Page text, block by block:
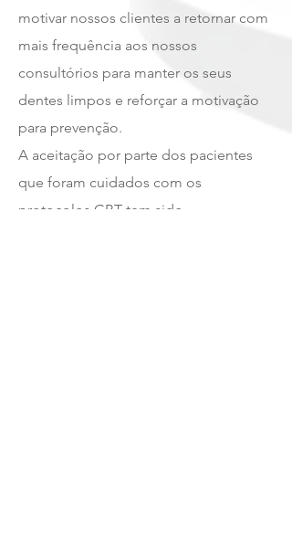
motivar nossos clientes a retornar com
mais frequência aos nossos
consultórios para manter os seus
dentes limpos e reforçar a motivação
para prevenção.
A aceitação por parte dos pacientes
que foram cuidados com os
protocolos GBT tem sido